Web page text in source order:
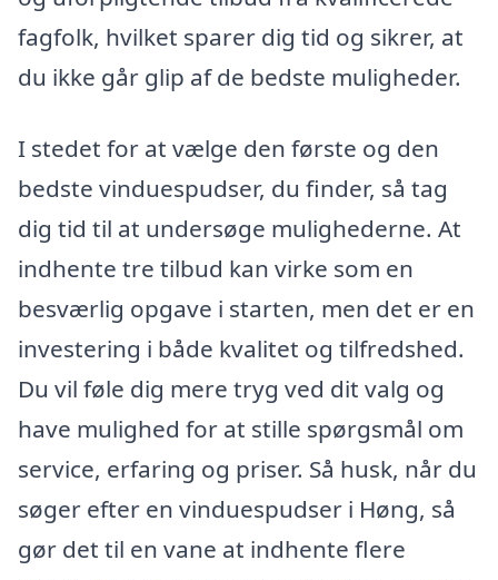
fagfolk, hvilket sparer dig tid og sikrer, at
du ikke går glip af de bedste muligheder.
I stedet for at vælge den første og den
bedste vinduespudser, du finder, så tag
dig tid til at undersøge mulighederne. At
indhente tre tilbud kan virke som en
besværlig opgave i starten, men det er en
investering i både kvalitet og tilfredshed.
Du vil føle dig mere tryg ved dit valg og
have mulighed for at stille spørgsmål om
service, erfaring og priser. Så husk, når du
søger efter en vinduespudser i Høng, så
gør det til en vane at indhente flere